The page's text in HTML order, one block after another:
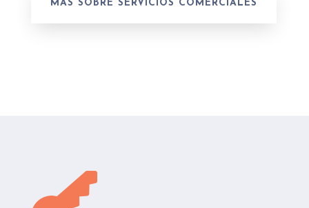
MÁS SOBRE SERVICIOS COMERCIALES